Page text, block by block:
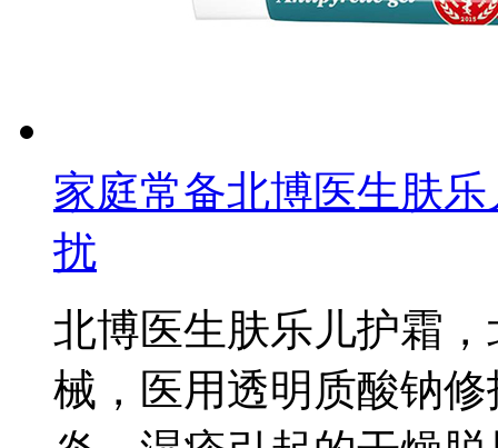
家庭常备北博医生肤
扰
北博医生肤乐儿护霜
械，医用透明质酸钠